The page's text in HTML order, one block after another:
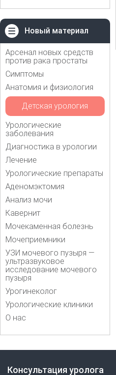
Новый материал
Арсенал новых средств
против рака простаты
Симптомы
Анатомия и физиология
Детская урология
Урологические
заболевания
Диагностика в урологии
Лечение
Урологические препараты
Аденомэктомия
Анализ мочи
Кавернит
Мочекаменная болезнь
Мочеприемники
УЗИ мочевого пузыря —
ультразвуковое
исследование мочевого
пузыря
Урогинеколог
Урологические клиники
О нас
Консультация уролога